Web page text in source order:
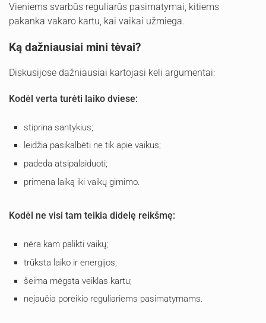
Vieniems svarbūs reguliarūs pasimatymai, kitiems
pakanka vakaro kartu, kai vaikai užmiega.
Ką dažniausiai mini tėvai?
Diskusijose dažniausiai kartojasi keli argumentai:
Kodėl verta turėti laiko dviese:
stiprina santykius;
leidžia pasikalbėti ne tik apie vaikus;
padeda atsipalaiduoti;
primena laiką iki vaikų gimimo.
Kodėl ne visi tam teikia didelę reikšmę:
nėra kam palikti vaikų;
trūksta laiko ir energijos;
šeima mėgsta veiklas kartu;
nejaučia poreikio reguliariems pasimatymams.